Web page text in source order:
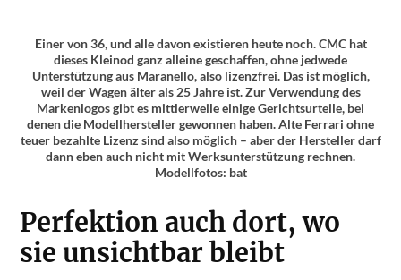
Einer von 36, und alle davon existieren heute noch. CMC hat
dieses Kleinod ganz alleine geschaffen, ohne jedwede
Unterstützung aus Maranello, also lizenzfrei. Das ist möglich,
weil der Wagen älter als 25 Jahre ist. Zur Verwendung des
Markenlogos gibt es mittlerweile einige Gerichtsurteile, bei
denen die Modellhersteller gewonnen haben. Alte Ferrari ohne
teuer bezahlte Lizenz sind also möglich – aber der Hersteller darf
dann eben auch nicht mit Werksunterstützung rechnen.
Modellfotos: bat
Perfektion auch dort, wo
sie unsichtbar bleibt